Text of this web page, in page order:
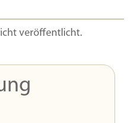
veröffentlicht.